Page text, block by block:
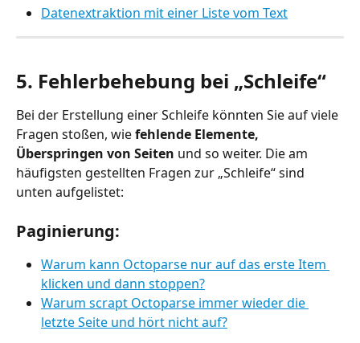
Datenextraktion mit einer Liste vom Text
5. Fehlerbehebung bei „Schleife“
Bei der Erstellung einer Schleife könnten Sie auf viele
Fragen stoßen, wie fehlende Elemente,
Überspringen von Seiten und so weiter. Die am
häufigsten gestellten Fragen zur „Schleife“ sind
unten aufgelistet:
Paginierung:
Warum kann Octoparse nur auf das erste Item
klicken und dann stoppen?
Warum scrapt Octoparse immer wieder die
letzte Seite und hört nicht auf?